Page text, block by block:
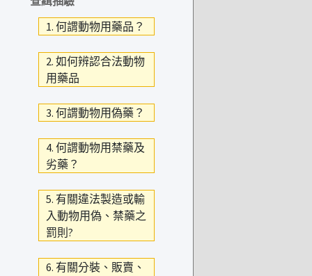
1. 何謂動物用藥品？
2. 如何辨認合法動物
用藥品
3. 何謂動物用偽藥？
4. 何謂動物用禁藥及
劣藥？
5. 有關違法製造或輸
入動物用偽、禁藥之
罰則?
6. 有關分裝、販賣、